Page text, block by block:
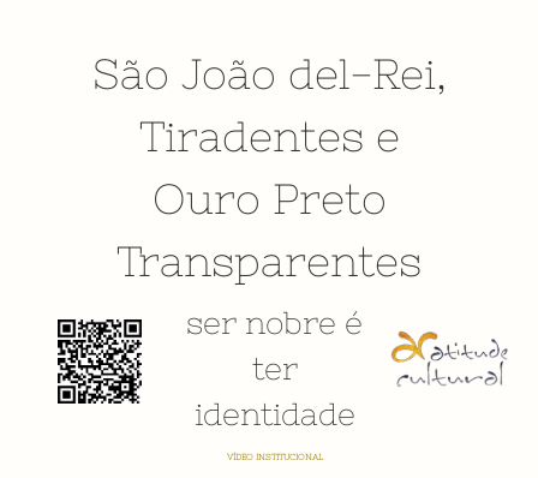
São João del-Rei,
Tiradentes e
Ouro Preto
Transparentes
ser nobre é
ter
identidade
VÍDEO INSTITUCIONAL